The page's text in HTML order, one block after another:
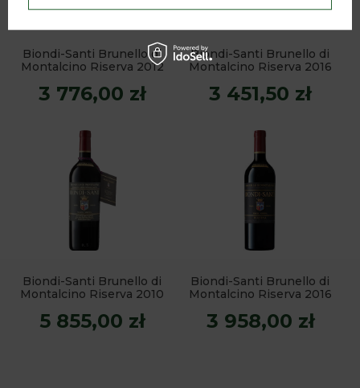
Biondi-Santi Brunello di
Montalcino Riserva 2012
3 776,00 zł
Biondi-Santi Brunello di
Montalcino Riserva 2016
3 451,50 zł
Biondi-Santi Brunello di
Montalcino Riserva 2010
5 855,00 zł
Biondi-Santi Brunello di
Montalcino Riserva 2016
3 958,00 zł